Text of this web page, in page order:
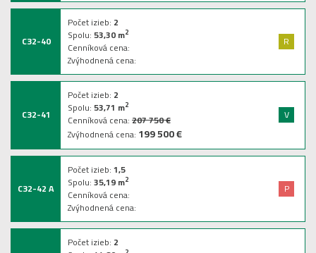
C32-40
Počet izieb: 2
Spolu:53,30m2
Cenníková cena:
Zvýhodnená cena:
R
C32-41
Počet izieb: 2
Spolu:53,71 m2
Cenníková cena:207 750 €
Zvýhodnená cena: 199 500 €
V
C32-42 A
Počet izieb:1,5
Spolu:35,19m2
Cenníková cena:
Zvýhodnená cena:
P
Počet izieb: 2